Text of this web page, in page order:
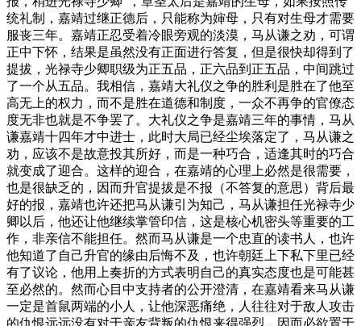
统礼制，嘉靖过继正德后，只能称为婶母，只有对生母才需要
服丧三年。嘉靖正忍受着冷眼旁观的淡漠，马从谦之劝，可谓
正中下怀，结果是虽然没有正面进行答复，但是很快却得到了
提拔，光禄寺少卿职级为正五品，正六品到正五品，中间跳过
了一个从五品。我相信，嘉靖大礼仪之争的胜利是胜在了他至
高无上的权力，而不是胜在道德和制度，一众不再争的官僚态
度无非也就是不争罢了。大礼仪之争是嘉靖三年的事情，马从
谦嘉靖十四年才中进士，此时大局已经尘埃落定了，马从谦之
劝，应该不是故意投其所好，而是一种巧合，适逢其时的巧合
就变成了迎合。这样的迎合，在嘉靖的心理上必然是很需要，
也是很缺乏的，因而升官提拔是不报（不答复的意思）背后最
好的报，嘉靖也许还把马从谦引为知己，马从谦担任光禄寺少
卿以后，他还让他继续掌管印信，这是核心机密头等重要的工
作，非亲信不能担任。然而马从谦是一个忠直的读书人，也许
他知道了自己升官的缘由后悔不及，也许朝廷上下私下里已经
有了议论，他用上奏折的方式表明自己的真实态度也是可能甚
至必然的。然而心目中支持者的公开澄清，在嘉靖看来马从谦
一定是首鼠两端的小人，让他深恶痛绝，人往往对于敌人攻击
的仇恨远远没有对于亲友背叛的仇恨来得强烈，因而必欲置于